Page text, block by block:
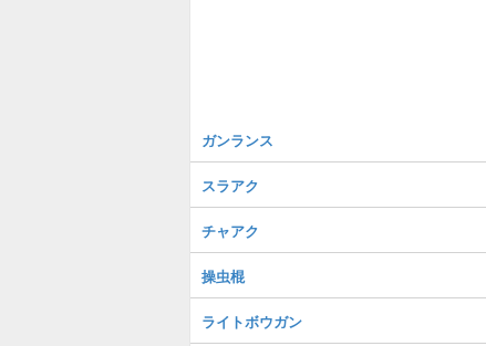
ガンランス
スラアク
チャアク
操虫棍
ライトボウガン